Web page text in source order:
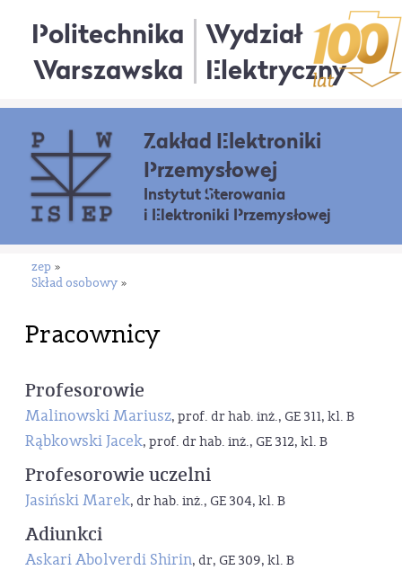
Politechnika
Warszawska
Wydział
Elektryczny
Zakład Elektroniki
Przemysłowej
Instytut Sterowania
i Elektroniki Przemysłowej
zep »
Skład osobowy »
Pracownicy
Profesorowie
Malinowski Mariusz, prof. dr hab. inż., GE 311, kl. B
Rąbkowski Jacek, prof. dr hab. inż., GE 312, kl. B
Profesorowie uczelni
Jasiński Marek, dr hab. inż., GE 304, kl. B
Adiunkci
Askari Abolverdi Shirin, dr, GE 309, kl. B